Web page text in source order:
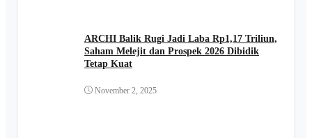
ARCHI Balik Rugi Jadi Laba Rp1,17 Triliun,
Saham Melejit dan Prospek 2026 Dibidik
Tetap Kuat
November 2, 2025